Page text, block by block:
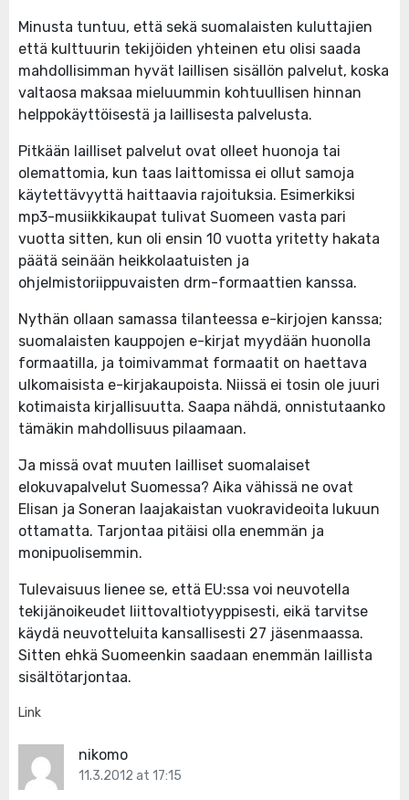
Minusta tuntuu, että sekä suomalaisten kuluttajien
että kulttuurin tekijöiden yhteinen etu olisi saada
mahdollisimman hyvät laillisen sisällön palvelut, koska
valtaosa maksaa mieluummin kohtuullisen hinnan
helppokäyttöisestä ja laillisesta palvelusta.
Pitkään lailliset palvelut ovat olleet huonoja tai
olemattomia, kun taas laittomissa ei ollut samoja
käytettävyyttä haittaavia rajoituksia. Esimerkiksi
mp3-musiikkikaupat tulivat Suomeen vasta pari
vuotta sitten, kun oli ensin 10 vuotta yritetty hakata
päätä seinään heikkolaatuisten ja
ohjelmistoriippuvaisten drm-formaattien kanssa.
Nythän ollaan samassa tilanteessa e-kirjojen kanssa;
suomalaisten kauppojen e-kirjat myydään huonolla
formaatilla, ja toimivammat formaatit on haettava
ulkomaisista e-kirjakaupoista. Niissä ei tosin ole juuri
kotimaista kirjallisuutta. Saapa nähdä, onnistutaanko
tämäkin mahdollisuus pilaamaan.
Ja missä ovat muuten lailliset suomalaiset
elokuvapalvelut Suomessa? Aika vähissä ne ovat
Elisan ja Soneran laajakaistan vuokravideoita lukuun
ottamatta. Tarjontaa pitäisi olla enemmän ja
monipuolisemmin.
Tulevaisuus lienee se, että EU:ssa voi neuvotella
tekijänoikeudet liittovaltiotyyppisesti, eikä tarvitse
käydä neuvotteluita kansallisesti 27 jäsenmaassa.
Sitten ehkä Suomeenkin saadaan enemmän laillista
sisältötarjontaa.
Link
nikomo
11.3.2012 at 17:15